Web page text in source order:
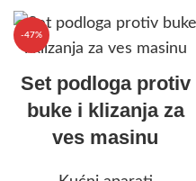
-47%
Set podloga protiv
buke i klizanja za
ves masinu